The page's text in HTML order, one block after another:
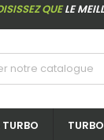
QUELE